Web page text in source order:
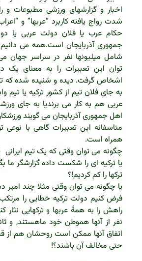
اخبار و گزارشهای ورزشی مطبوعات و
شدت رواج یافته کاربرد “عربها” و
حکام عرب یا فلان دولت عربی یا
جمهوری آذربایجان است.همه می
شامل میلیونها نفر در سراسر جهان
توان این تعبیرات را به معنای یک
اشخاص گرفت. دیده و شنیده شده که
به جای فلان تیم از کشور ترکیه یا تیم
عربی هم به کار می برندیا به جای
اهل جمهوری آذربایجان می گویند
متاسفانه این تعبیرات گاهی با
همراه است.
چگونه می توان وقتی که یک تیم ایرانی
یا ترکیه ای را شکست داده گزارشگر ما
ترکها را کم کردیم!؟
یا چگونه می توان وقتی مثلا چند
فرض کنیم دولت ترکیه خطایی را
راهش را به همۀ عربها و ترکهایی نثار
نفر از آنها هموطن خود ماهستند, و
اتفاق آنها ممکن است روحشان هم از
حتی مخالف آن باشند؟!